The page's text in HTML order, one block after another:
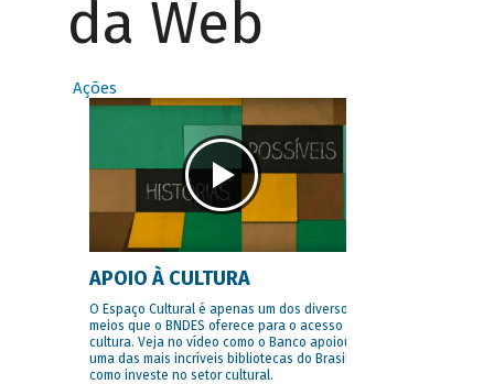
da Web
Ações
APOIO À CULTURA
O Espaço Cultural é apenas um dos diversos
meios que o BNDES oferece para o acesso à
cultura. Veja no vídeo como o Banco apoiou
uma das mais incríveis bibliotecas do Brasil e
como investe no setor cultural.